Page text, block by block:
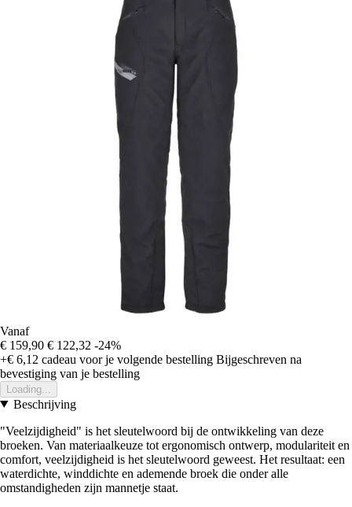
Vanaf
€ 159,90 € 122,32 -24%
+€ 6,12 cadeau voor je volgende bestelling Bijgeschreven na
bevestiging van je bestelling
Loading...
Beschrijving
"Veelzijdigheid" is het sleutelwoord bij de ontwikkeling van deze
broeken. Van materiaalkeuze tot ergonomisch ontwerp, modulariteit en
comfort, veelzijdigheid is het sleutelwoord geweest. Het resultaat: een
waterdichte, winddichte en ademende broek die onder alle
omstandigheden zijn mannetje staat.